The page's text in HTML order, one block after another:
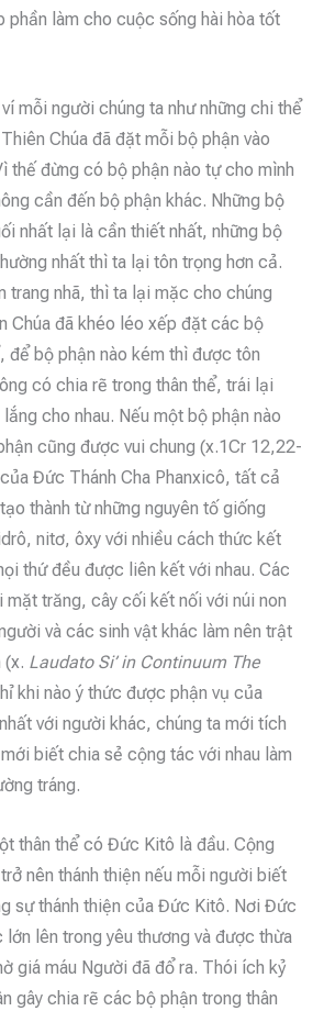
phần làm cho cuộc sống hài hòa tốt
mỗi người chúng ta như những chi thể
Chúa đã đặt mỗi bộ phận vào
thế đừng có bộ phận nào tự cho mình
cần đến bộ phận khác. Những bộ
nhất lại là cần thiết nhất, những bộ
nhất thì ta lại tôn trọng hơn cả.
trang nhã, thì ta lại mặc cho chúng
Chúa đã khéo léo xếp đặt các bộ
để bộ phận nào kém thì được tôn
có chia rẽ trong thân thể, trái lại
cho nhau. Nếu một bộ phận nào
cũng được vui chung (x.1Cr 12,22-
Đức Thánh Cha Phanxicô, tất cả
thành từ những nguyên tố giống
nitơ, ôxy với nhiều cách thức kết
thứ đều được liên kết với nhau. Các
mặt trăng, cây cối kết nối với núi non
và các sinh vật khác làm nên trật
(x. Laudato Si’ in Continuum The
khi nào ý thức được phận vụ của
với người khác, chúng ta mới tích
biết chia sẻ cộng tác với nhau làm
tráng.
thân thể có Đức Kitô là đầu. Cộng
nên thánh thiện nếu mỗi người biết
sự thánh thiện của Đức Kitô. Nơi Đức
lên trong yêu thương và được thừa
giá máu Người đã đổ ra. Thói ích kỷ
gây chia rẽ các bộ phận trong thân